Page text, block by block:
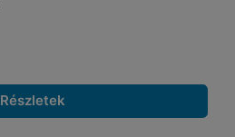
Részletek